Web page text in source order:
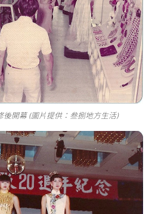
後開幕 (圖片提供：叁捌地方生活)